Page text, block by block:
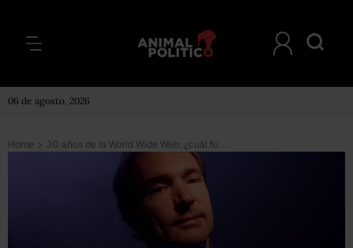
06 de agosto, 2026
Home > 30 años de la World Wide Web: ¿cuál fue la primera página de la historia y para qué servía?